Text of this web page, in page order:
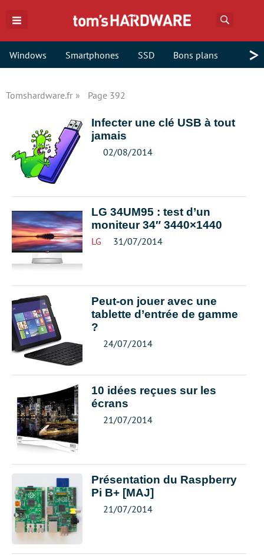
Windows Smartphones SSD Bons plans >
Tomshardware.fr Page 392
Infecter une clé USB à tout
jamais
02/08/2014
LG 34UM95 : test d’un
moniteur 34″ 3440×1440
LG 31/07/2014
Peut-on jouer avec une
tablette d’entrée de gamme
?
24/07/2014
10 idées reçues sur les
écrans
21/07/2014
Présentation du Raspberry
Pi B+ [MAJ]
21/07/2014